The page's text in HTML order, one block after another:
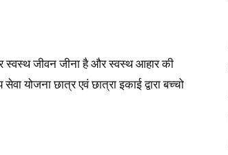
स्वस्थ जीवन जीना है और स्वस्थ आहार की
योजना छात्र एवं छात्रा इकाई द्वारा बच्चो